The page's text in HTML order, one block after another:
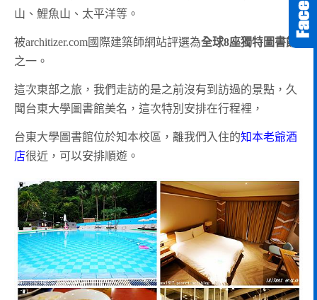
山、鯉魚山、太平洋等。
被architizer.com國際建築師網站評選為全球8座獨特圖書館
之一。
這次東部之旅，我們走訪的是之前沒有到訪過的景點，久
聞台東大學圖書館美名，這次特別安排在行程裡，
台東大學圖書館位於知本校區，離我們入住的知本老爺酒
店很近，可以安排順遊。